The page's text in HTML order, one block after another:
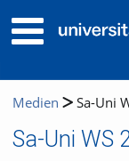
Medien Sa-Uni
Sa-Uni WS